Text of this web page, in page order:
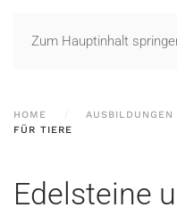
Zum Hauptinhalt
HOME AUSBILDUNGEN
FÜR TIERE
Edelsteine